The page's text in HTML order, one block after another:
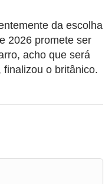
da escolha
2026 promete ser
acho que será
finalizou o britânico.